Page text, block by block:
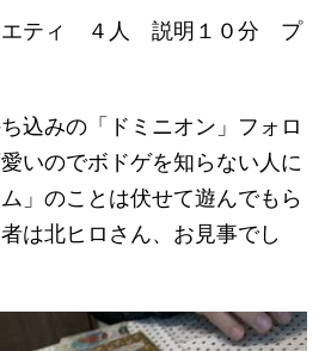
エティ ４人 説明１０分 プ
込みの「ドミニオン」フォロ
いのでボドゲを知らない人に
」のことは伏せて遊んでもら
は北ヒロさん、お見事でし